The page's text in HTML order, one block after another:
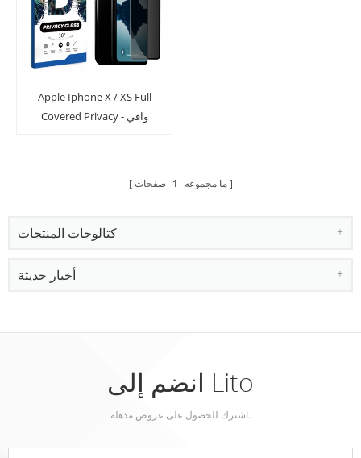
Apple Iphone X / XS Full
Covered Privacy - واقي
ما مجموعه 1 صفحات
كتالوجات المنتجات
أخبار حديثة
انضم إلى Lito
اشترك للحصول على عروض مذهلة.